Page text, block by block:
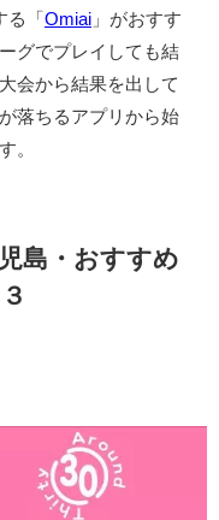
る「 Omiai 」がおすす
グでプレイしても結
会から結果を出して
落ちるアプリから始
。
島・おすすめ